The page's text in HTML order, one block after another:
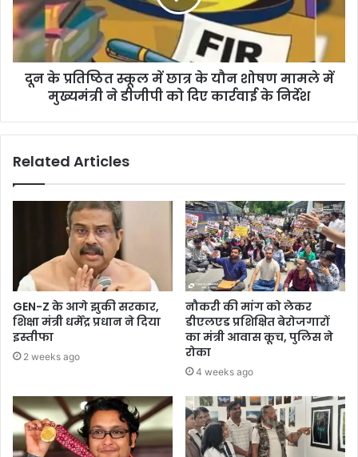
दून के प्रतिष्ठित स्कूल में छात्र के यौन शोषण मामले में
मुख्यमंत्री ने डीजीपी को दिए कार्रवाई के निर्देश
Related Articles
GEN-Z के आगे झुकी सरकार,
शिक्षा मंत्री धर्मेंद्र प्रधान ने दिया
इस्तीफा
2 weeks ago
नौकरी की मांग को लेकर
डीएलएड प्रशिक्षित बेरोजगारों
का मंत्री आवास कूच, पुलिस ने
रोका
4 weeks ago